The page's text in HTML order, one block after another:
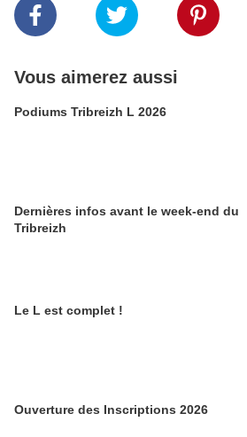
Vous aimerez aussi
Podiums Tribreizh L 2026
Dernières infos avant le week-end du
Tribreizh
Le L est complet !
Ouverture des Inscriptions 2026